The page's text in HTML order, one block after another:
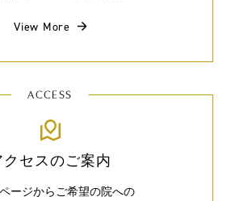
View More
ACCESS
クセスのご案内
ージからご希望の院への